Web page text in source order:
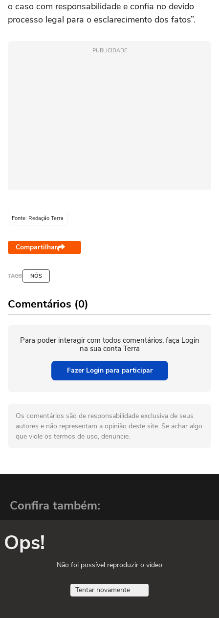
o caso com responsabilidade e confia no devido
processo legal para o esclarecimento dos fatos”.
PUBLICIDADE
Fonte: Redação Terra
Compartilhar
TAGS NÓS
Comentários (0)
Para poder interagir com todos comentários, faça Login
na sua conta Terra
Fazer Login para participar
Os comentários são de responsabilidade exclusiva de seus
autores e não representam a opinião deste site. Se achar algo
que viole os termos de uso, denuncie.
Confira também:
Ops!
Não foi possível reproduzir o vídeo
Tentar novamente